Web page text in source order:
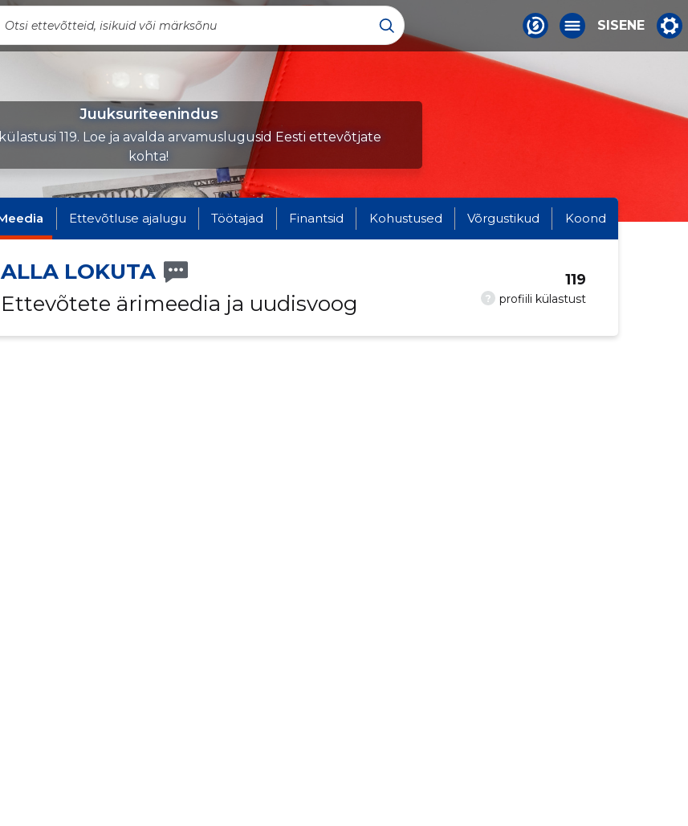
SISENE
Juuksuriteenindus
119. Loe ja avalda arvamuslugusid Eesti ettevõtjate
kohta!
Ettevõtluse ajalugu Töötajad Finantsid Kohustused Võrgustikud Koond
ALLA LOKUTA
Ettevõtete ärimeedia ja uudisvoog
? profiili külastust
119